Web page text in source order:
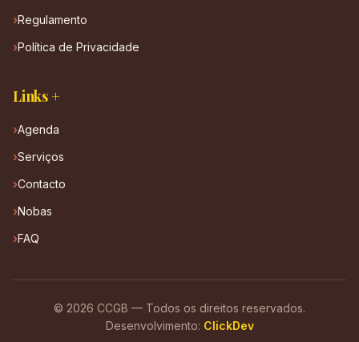
Regulamento
Política de Privacidade
Links +
Agenda
Serviços
Contacto
Nobas
FAQ
© 2026 CCGB — Todos os direitos reservados.
Desenvolvimento: ClickDev